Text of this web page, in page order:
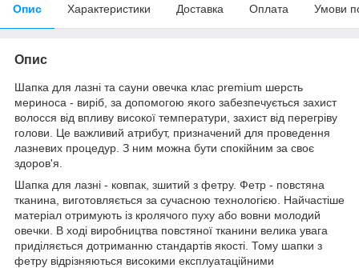
Опис Характеристики Доставка Оплата Умови
Опис
Шапка для лазні та сауни овечка клас premium шерсть
мериноса - виріб, за допомогою якого забезпечується захист
волосся від впливу високої температури, захист від перегріву
голови. Це важливий атрибут, призначений для проведення
лазневих процедур. З ним можна бути спокійним за своє
здоров'я.
Шапка для лазні - ковпак, зшитий з фетру. Фетр - повстяна
тканина, виготовляється за сучасною технологією. Найчастіше
матеріал отримують із кролячого пуху або вовни молодий
овечки. В ході виробництва повстяної тканини велика увага
приділяється дотриманню стандартів якості. Тому шапки з
фетру відрізняються високими експлуатаційними